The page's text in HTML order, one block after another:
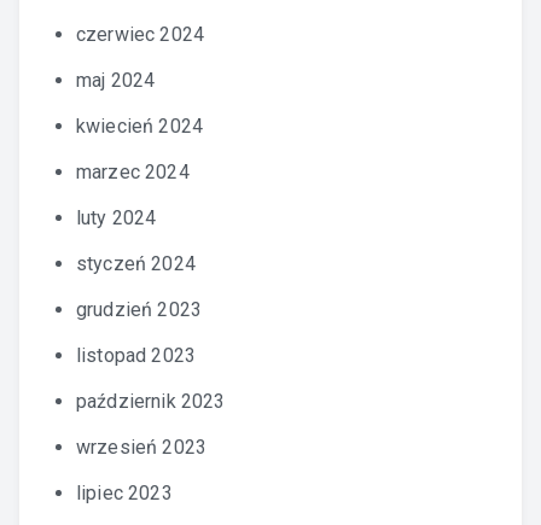
czerwiec 2024
maj 2024
kwiecień 2024
marzec 2024
luty 2024
styczeń 2024
grudzień 2023
listopad 2023
październik 2023
wrzesień 2023
lipiec 2023